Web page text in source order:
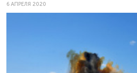
6 АПРЕЛЯ 2020